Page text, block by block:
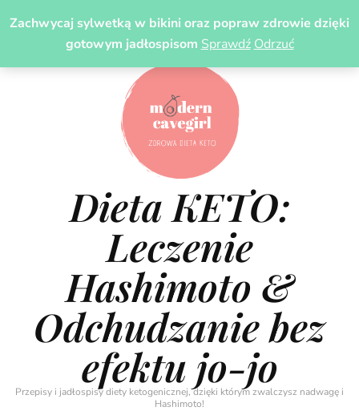
Zachwycaj sylwetką w bikini oraz popraw zdrowie dzięki
gotowym jadłospisom Sprawdź Odrzuć
Dieta KETO:
Leczenie
Hashimoto &
Odchudzanie bez
efektu jo-jo
Przepisy i jadłospisy diety ketogenicznej, dzięki którym zwalczysz nadwagę i
Hashimoto!